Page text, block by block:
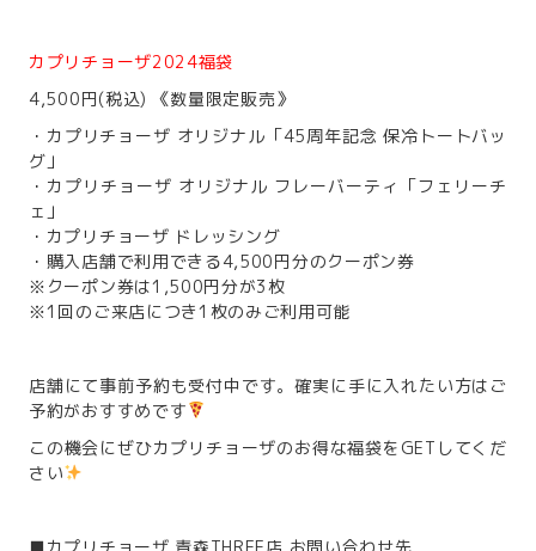
カプリチョーザ2024福袋
4,500円(税込) 《数量限定販売》
・カプリチョーザ オリジナル「45周年記念 保冷トートバッ
グ」
・カプリチョーザ オリジナル フレーバーティ「フェリーチ
ェ」
・カプリチョーザ ドレッシング
・購入店舗で利用できる4,500円分のクーポン券
※クーポン券は1,500円分が3枚
※1回のご来店につき1枚のみご利用可能
店舗にて事前予約も受付中です。確実に手に入れたい方はご
予約がおすすめです
この機会にぜひカプリチョーザのお得な福袋をGETしてくだ
さい